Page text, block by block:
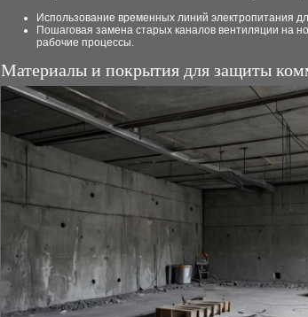
Использование временных линий электропитания
Пошаговая замена старых каналов вентиляции на
рабочие процессы.
Материалы и покрытия для защиты